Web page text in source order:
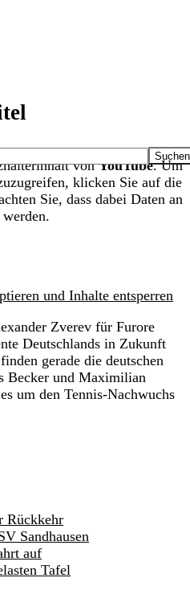
vonYouTube. Um
klicken Sie auf die
Sie, dass dabei Daten an
und Inhalte entsperren
Zverev für Furore
Deutschlands in Zukunft
gerade die deutschen
Becker und Maximilian
um den Tennis-Nachwuchs
Rückkehr
Sandhausen
auf
Tafel